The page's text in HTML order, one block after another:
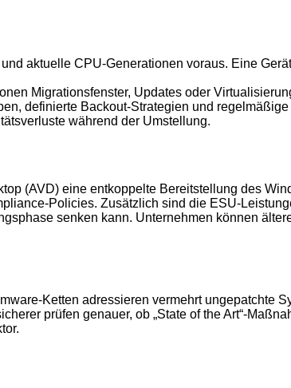
aktuelle CPU-Generationen voraus. Eine
Migrationsfenster, Updates oder
definierte Backout-Strategien und regelmäßige
während der Umstellung.
(AVD) eine entkoppelte Bereitstellung des
Policies. Zusätzlich sind die ESU-
senken kann. Unternehmen können
Ketten adressieren vermehrt ungepatchte
prüfen genauer, ob „State of the Art“-